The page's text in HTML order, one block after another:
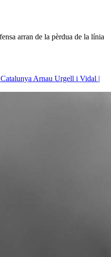
arran de la pèrdua de la línia
Arnau Urgell i Vidal |